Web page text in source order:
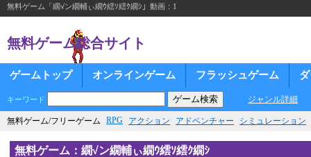
無料ゲーム「繝√ン繝輔ぃ繝ｳ繧ｿ繧ｸ繝ｼ」動画：1
無料ゲーム総合サイト
ゲームトップ オンラインゲーム フラッシュゲーム
キーワード ジャンル詳細
無料ゲーム/フリーゲーム RPG アクション アドベンチャー シミュレーション
無料ゲーム：繝√ン繝輔ぃ繝ｳ繧ｿ繧ｸ繝ｼ